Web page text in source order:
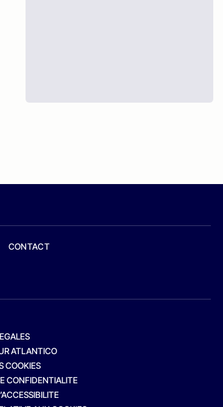
CONTACT
ATLANTICO
COOKIES
CONFIDENTIALITE